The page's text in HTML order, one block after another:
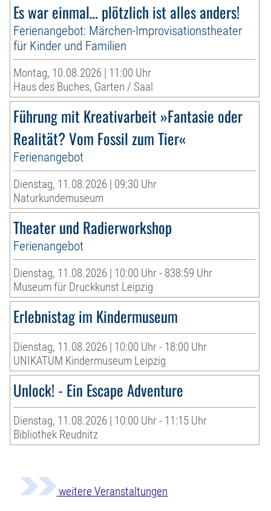
Es war einmal… plötzlich ist alles anders!
Ferienangebot: Märchen-Improvisationstheater
für Kinder und Familien
Montag, 10.08.2026 | 11:00 Uhr
Haus des Buches, Garten / Saal
Führung mit Kreativarbeit »Fantasie oder
Realität? Vom Fossil zum Tier«
Ferienangebot
Dienstag, 11.08.2026 | 09:30 Uhr
Naturkundemuseum
Theater und Radierworkshop
Ferienangebot
Dienstag, 11.08.2026 | 10:00 Uhr - 838:59 Uhr
Museum für Druckkunst Leipzig
Erlebnistag im Kindermuseum
Dienstag, 11.08.2026 | 10:00 Uhr - 18:00 Uhr
UNIKATUM Kindermuseum Leipzig
Unlock! - Ein Escape Adventure
Dienstag, 11.08.2026 | 10:00 Uhr - 11:15 Uhr
Bibliothek Reudnitz
weitere Veranstaltungen